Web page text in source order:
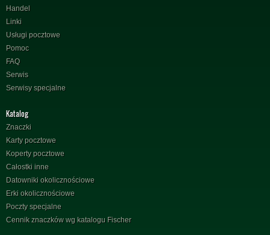
Handel
Linki
Usługi pocztowe
Pomoc
FAQ
Serwis
Serwisy specjalne
Katalog
Znaczki
Karty pocztowe
Koperty pocztowe
Całostki inne
Datowniki okolicznościowe
Erki okolicznościowe
Poczty specjalne
Cennik znaczków wg katalogu Fischer